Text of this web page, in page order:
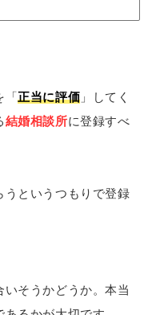
「正当に評価 」してく
結婚相談所に登録すべ
うというつもりで登録
そうかどうか。本当